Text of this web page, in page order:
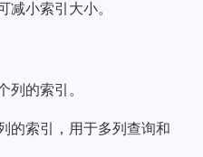
减小索引大小。
列的索引。
的索引，用于多列查询和